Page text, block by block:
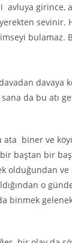
avluya girince,
sevinir.
bulamaz.
davaya
da bu atı
ata biner ve
bir baştan bir
olduğundan ve
o
binmek